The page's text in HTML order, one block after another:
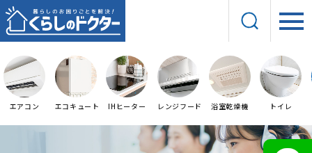
エアコン エコキュート IHヒーター レンジフード 浴室乾燥機 トイレ